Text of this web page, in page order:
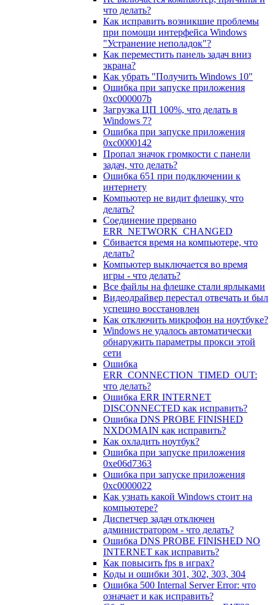
что делать?
Как исправить возникшие проблемы
при помощи интерфейса Windows
"Устранение неполадок"?
Как переместить панель задач вниз
экрана?
Как убрать "Получить Windows 10"
Ошибка при запуске приложения
0xc000007b
Загрузка ЦП 100%, что делать в
Windows 7?
Ошибка при запуске приложения
0xc0000142
Пропал значок громкости с панели
задач, что делать?
Ошибка 651 при подключении к
интернету
Компьютер не видит флешку, что
делать?
Соединение прервано
ERR_NETWORK_CHANGED
Сбивается время на компьютере, что
делать?
Компьютер выключается во время
игры - что делать?
Все файлы на флешке стали ярлыками
Видеодрайвер перестал отвечать и был
успешно восстановлен
Как отключить микрофон на ноутбуке?
Windows не удалось автоматически
обнаружить параметры прокси этой
сети
Ошибка
ERR_CONNECTION_TIMED_OUT:
что делать?
Ошибка ERR INTERNET
DISCONNECTED как исправить?
Ошибка DNS PROBE FINISHED
NXDOMAIN как исправить?
Как охладить ноутбук?
Ошибка при запуске приложения
0xe06d7363
Ошибка при запуске приложения
0xc0000022
Как узнать какой Windows стоит на
компьютере?
Диспетчер задач отключен
администратором - что делать?
Ошибка DNS PROBE FINISHED NO
INTERNET как исправить?
Как повысить fps в играх?
Коды и ошибки 301, 302, 303, 304
Ошибка 500 Internal Server Error: что
означает и как исправить?